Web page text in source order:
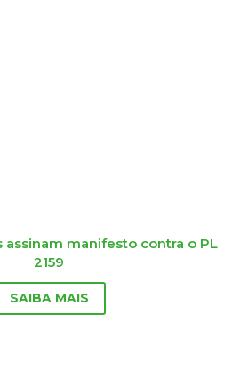
assinam manifesto contra o PL
2159
SAIBA MAIS